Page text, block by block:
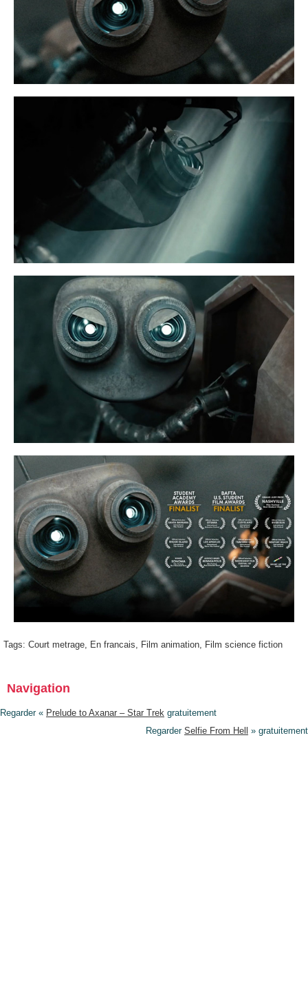
Tags: Court metrage, En francais, Film animation, Film science fiction
Navigation
Regarder « Prelude to Axanar – Star Trek gratuitement
Regarder Selfie From Hell » gratuitement